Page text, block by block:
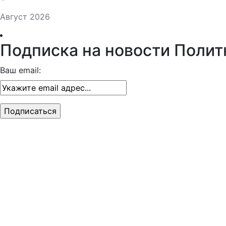
Август 2026
Подписка на новости
Ваш email: